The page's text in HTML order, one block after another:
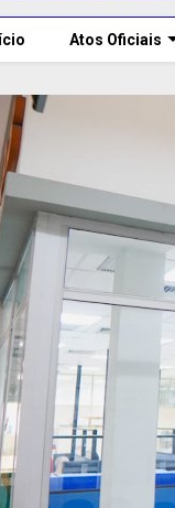
Atos Oficiais